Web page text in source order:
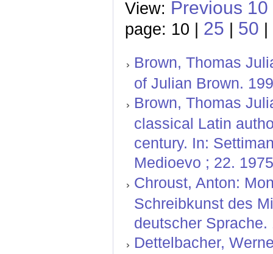
View: Previous 10
page: 10 | 25 | 50 |
Brown, Thomas
of Julian Brown.
Brown, Thomas
classical Latin
century. In:
Medioevo ; 22.
Chroust, Anton:
Schreibkunst des
deutscher Sprache.
Dettelbacher,